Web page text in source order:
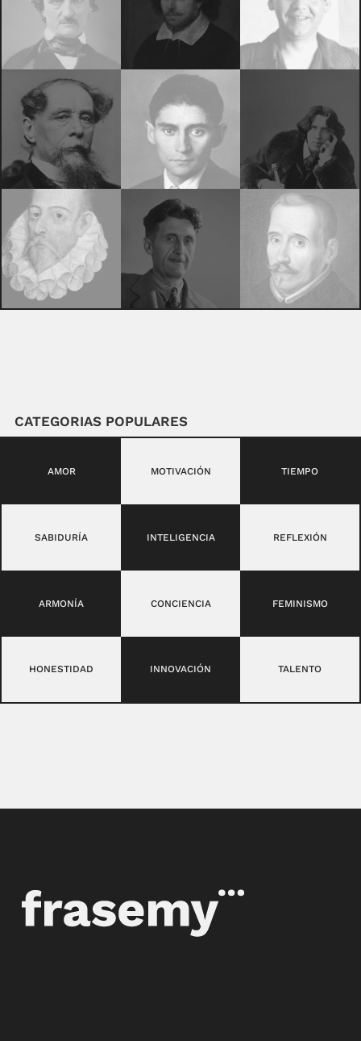
CATEGORIAS POPULARES
AMOR MOTIVACIÓN TIEMPO
SABIDURÍA INTELIGENCIA REFLEXIÓN
ARMONÍA CONCIENCIA FEMINISMO
HONESTIDAD INNOVACIÓN TALENTO